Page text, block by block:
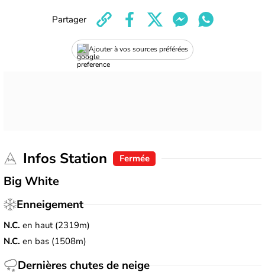
Ajouter à vos sources préférées
Partager
Infos Station Fermée
Big White
Enneigement
N.C. en haut (2319m)
N.C. en bas (1508m)
Dernières chutes de neige